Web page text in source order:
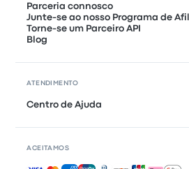
Parceria connosco
Junte-se ao nosso Programa de
Torne-se um Parceiro API
Blog
ATENDIMENTO
Centro de Ajuda
ACEITAMOS